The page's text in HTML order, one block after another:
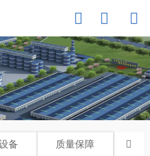
  
备 质量保障 